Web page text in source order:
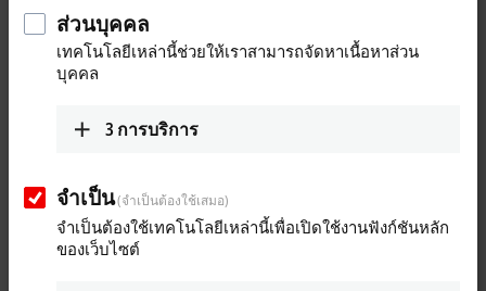
Signal
±10 V, 0/4…20 mA
Standard signal
ER3174-0002
single-ended, 16 bit, 2 per
measurement
Resistance thermometer RTD
Pt100, Pt200, Pt500,
Pt1000, Ni100, Ni120,
ส่วนบุคคล
เทคโนโลยีเหล่านี้ช่วยให้เราสามารถจัดหาเนื้อหาส่วน
บุคคล
3 การบริการ
จำเป็น(จำเป็นต้องใช้เสมอ)
จำเป็นต้องใช้เทคโนโลยีเหล่านี้เพื่อเปิดใช้งานฟังก์ชันหลัก
ของเว็บไซต์